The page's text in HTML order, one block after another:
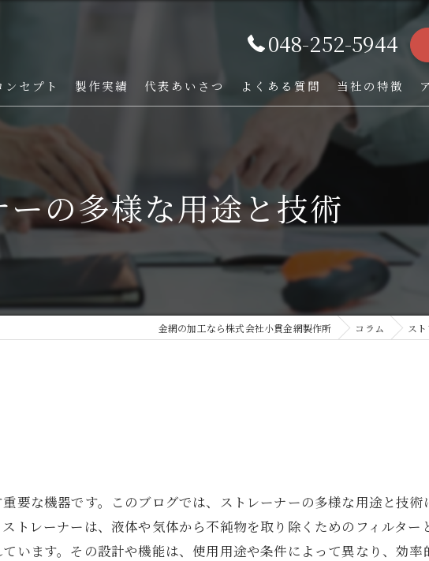
048-252-5944
ンセプト 製作実績 代表あいさつ よくある質問 当社の特徴
ストレーナー
オーダー
TIG溶接
ーの多様な用途と技術
金網の加工なら株式会社小貫金網製作所 コラム ス
要な機器です。このブログでは、ストレーナーの多様な用途と技術
トレーナーは、液体や気体から不純物を取り除くためのフィルター
います。その設計や機能は、使用用途や条件によって異なり、効率